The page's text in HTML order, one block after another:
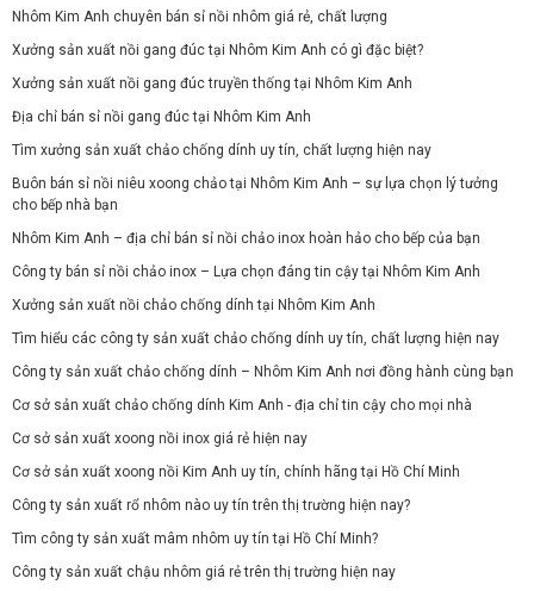
Nhôm Kim Anh chuyên bán sỉ nồi nhôm giá rẻ, chất lượng
Xưởng sản xuất nồi gang đúc tại Nhôm Kim Anh có gì đặc biệt?
Xưởng sản xuất nồi gang đúc truyền thống tại Nhôm Kim Anh
Địa chỉ bán sỉ nồi gang đúc tại Nhôm Kim Anh
Tìm xưởng sản xuất chảo chống dính uy tín, chất lượng hiện nay
Buôn bán sỉ nồi niêu xoong chảo tại Nhôm Kim Anh – sự lựa chọn lý tưởng
cho bếp nhà bạn
Nhôm Kim Anh – địa chỉ bán sỉ nồi chảo inox hoàn hảo cho bếp của bạn
Công ty bán sỉ nồi chảo inox – Lựa chọn đáng tin cậy tại Nhôm Kim Anh
Xưởng sản xuất nồi chảo chống dính tại Nhôm Kim Anh
Tìm hiểu các công ty sản xuất chảo chống dính uy tín, chất lượng hiện nay
Công ty sản xuất chảo chống dính – Nhôm Kim Anh nơi đồng hành cùng bạn
Cơ sở sản xuất chảo chống dính Kim Anh - địa chỉ tin cậy cho mọi nhà
Cơ sở sản xuất xoong nồi inox giá rẻ hiện nay
Cơ sở sản xuất xoong nồi Kim Anh uy tín, chính hãng tại Hồ Chí Minh
Công ty sản xuất rổ nhôm nào uy tín trên thị trường hiện nay?
Tìm công ty sản xuất mâm nhôm uy tín tại Hồ Chí Minh?
Công ty sản xuất chậu nhôm giá rẻ trên thị trường hiện nay